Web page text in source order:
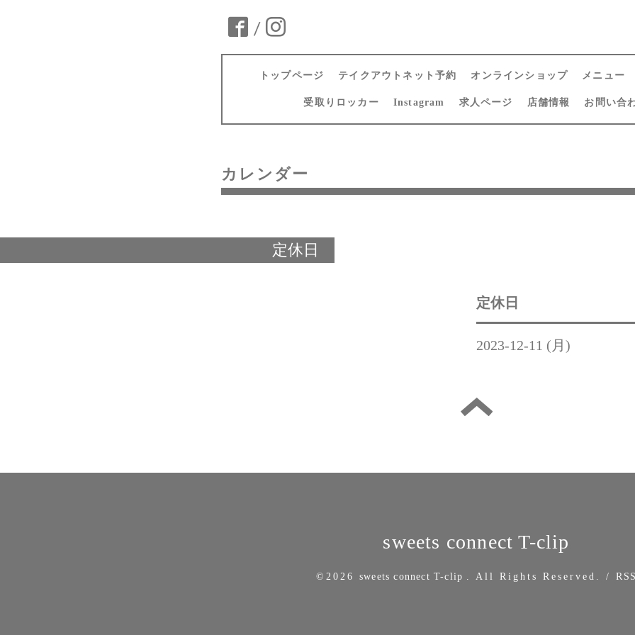
/
トップページ テイクアウトネット予約 オンラインショップ メニュー
受取りロッカー Instagram 求人ページ 店舗情報 お問い合
カレンダー
定休日
定休日
2023-12-11 (月)
sweets connect T-clip
©2026 sweets connect T-clip . All Rights Reserved. /